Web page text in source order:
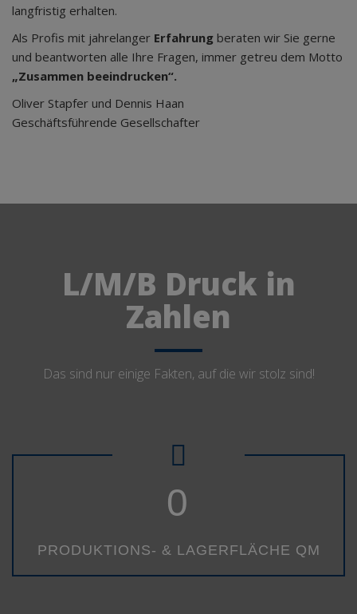
langfristig erhalten.
Als Profis mit jahrelanger Erfahrung beraten wir Sie gerne
und beantworten alle Ihre Fragen, immer getreu dem Motto
„Zusammen beeindrucken“.
Oliver Stapfer und Dennis Haan
Geschäftsführende Gesellschafter
L/M/B Druck in
Zahlen
Das sind nur einige Fakten, auf die wir stolz sind!
0
PRODUKTIONS- & LAGERFLÄCHE QM